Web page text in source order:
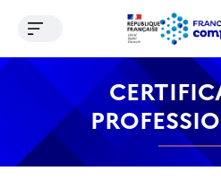
Contenu Recherche
Ouvrir le menu de